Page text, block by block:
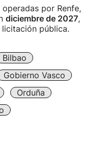
por Renfe,
diciembre de 2027,
pública.
Bilbao
Gobierno Vasco
Orduña